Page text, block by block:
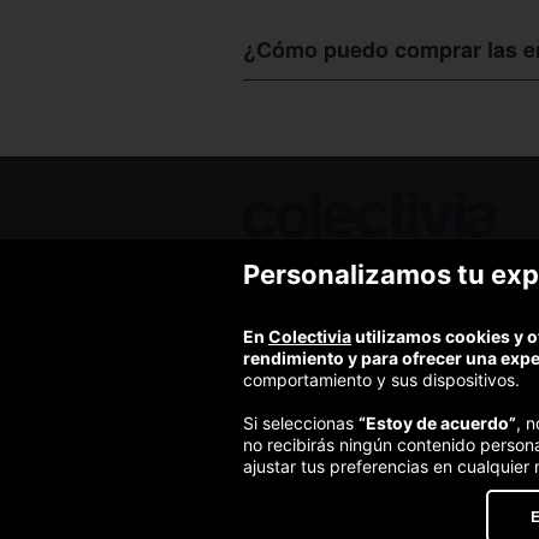
son razonables considerando la alta
que han hecho una gran inversión en
¿Cómo puedo comprar las
circo.
Ofertas de hoy
Términos y condiciones
Política de privacidad y aviso legal
Política de cookies
Personalizamos tu
En Colectiviautilizamos cookies y
rendimiento y para ofrecer una
comportamiento y sus dispositivos.
Si seleccionas “Estoy de acuerdo”,
no recibirás ningún contenido
ajustar tus preferencias en cualquier